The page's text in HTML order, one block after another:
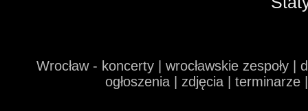
Wrocław - koncerty | wrocławskie zespoły
ogłoszenia | zdjęcia |